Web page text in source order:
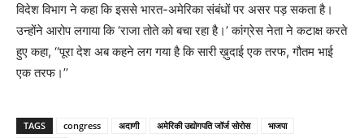
विदेश विभाग ने कहा कि इससे भारत-अमेरिका संबंधों पर असर पड़ सकता है।
उन्होंने आरोप लगाया कि ‘राजा तोते को बचा रहा है।’ कांग्रेस नेता ने कटाक्ष करते
हुए कहा, ‘‘पूरा देश अब कहने लग गया है कि सारी ख़ुदाई एक तरफ, गौतम भाई
एक तरफ।’’
TAGS congress अदाणी अमेरिकी उद्योगपति जॉर्ज सोरोस
भाजपा